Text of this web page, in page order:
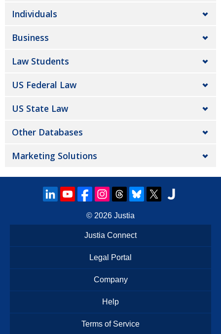
Individuals
Business
Law Students
US Federal Law
US State Law
Other Databases
Marketing Solutions
© 2026 Justia
Justia Connect
Legal Portal
Company
Help
Terms of Service